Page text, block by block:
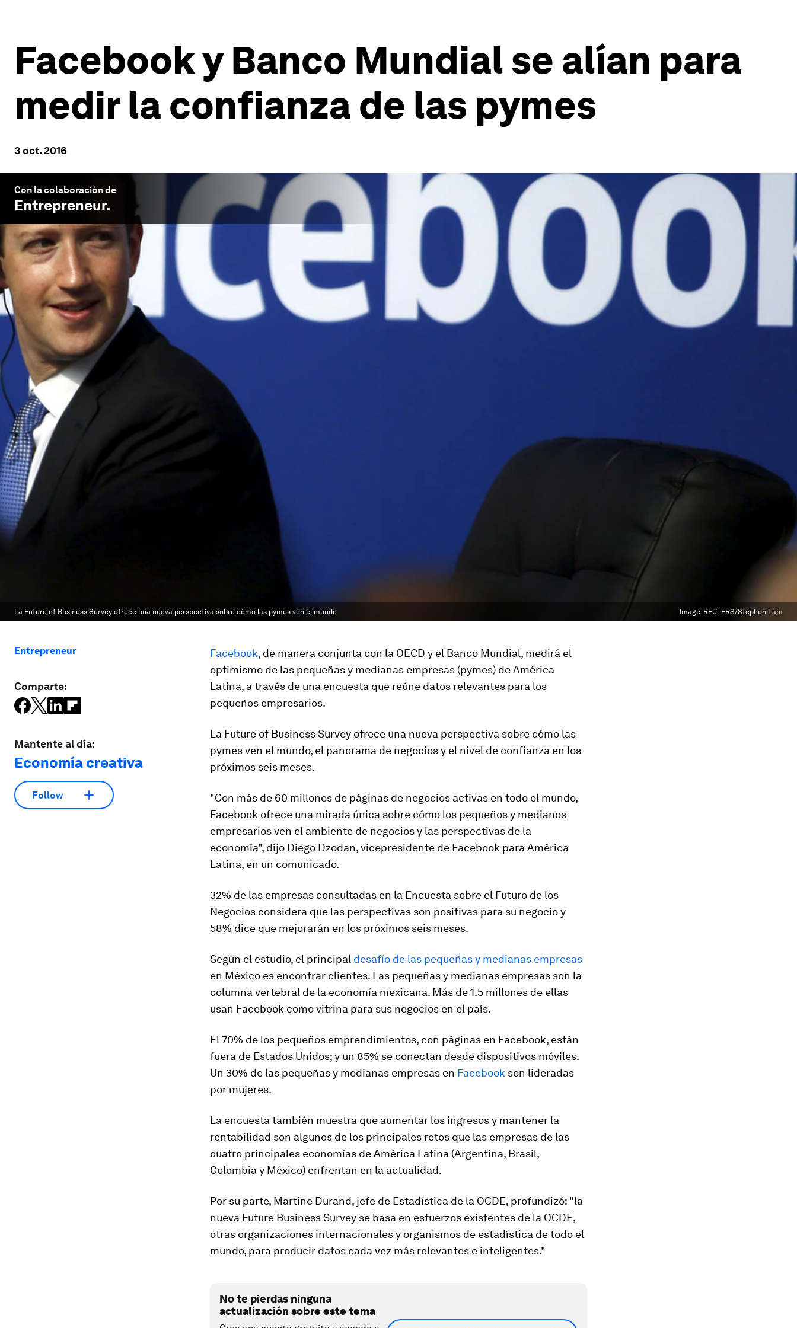
Facebook y Banco Mundial se alían para
medir la confianza de las pymes
3 oct. 2016
Con la colaboración de
Entrepreneur.
La Future of Business Survey ofrece una nueva perspectiva sobre cómo las pymes ven el mundo Image: REUTERS/Stephen Lam
Entrepreneur
Comparte:
Mantente al día:
Economía creativa
Follow
Facebook, de manera conjunta con la OECD y el Banco Mundial, medirá el
optimismo de las pequeñas y medianas empresas (pymes) de América
Latina, a través de una encuesta que reúne datos relevantes para los
pequeños empresarios.
La Future of Business Survey ofrece una nueva perspectiva sobre cómo las
pymes ven el mundo, el panorama de negocios y el nivel de confianza en los
próximos seis meses.
"Con más de 60 millones de páginas de negocios activas en todo el mundo,
Facebook ofrece una mirada única sobre cómo los pequeños y medianos
empresarios ven el ambiente de negocios y las perspectivas de la
economía", dijo Diego Dzodan, vicepresidente de Facebook para América
Latina, en un comunicado.
32% de las empresas consultadas en la Encuesta sobre el Futuro de los
Negocios considera que las perspectivas son positivas para su negocio y
58% dice que mejorarán en los próximos seis meses.
Según el estudio, el principal desafío de las pequeñas y medianas empresas
en México es encontrar clientes. Las pequeñas y medianas empresas son la
columna vertebral de la economía mexicana. Más de 1.5 millones de ellas
usan Facebook como vitrina para sus negocios en el país.
El 70% de los pequeños emprendimientos, con páginas en Facebook, están
fuera de Estados Unidos; y un 85% se conectan desde dispositivos móviles.
Un 30% de las pequeñas y medianas empresas en Facebook son lideradas
por mujeres.
La encuesta también muestra que aumentar los ingresos y mantener la
rentabilidad son algunos de los principales retos que las empresas de las
cuatro principales economías de América Latina (Argentina, Brasil,
Colombia y México) enfrentan en la actualidad.
Por su parte, Martine Durand, jefe de Estadística de la OCDE, profundizó: "la
nueva Future Business Survey se basa en esfuerzos existentes de la OCDE,
otras organizaciones internacionales y organismos de estadística de todo el
mundo, para producir datos cada vez más relevantes e inteligentes."
No te pierdas ninguna
actualización sobre este tema